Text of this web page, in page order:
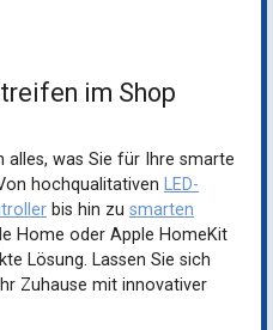
im Shop
alles, was Sie für Ihre smarte
hochqualitativen LED-
bis hin zu smarten
Home oder Apple HomeKit
Lösung. Lassen Sie sich
Zuhause mit innovativer